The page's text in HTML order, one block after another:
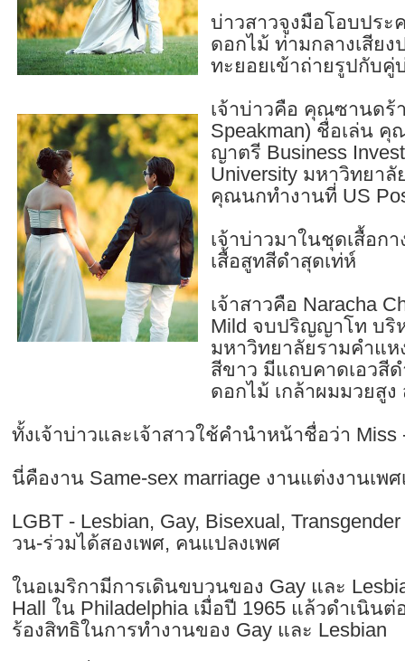
บ่าวสาวจูงมือโอบปร
ดอกไม้ ท่ามกลางเสีย
ทะยอยเข้าถ่ายรูปกับคู่
เจ้าบ่าวคือ คุณซานดร้
Speakman) ชื่อเล่น
ญาตรี Business
University มหาวิทยา
คุณนกทำงานที่ US
เจ้าบ่าวมาในชุดเสื้อก
เสื้อสูทสีดำสุดเท่ห์
เจ้าสาวคือ Naracha
Mild จบปริญญาโท บริ
มหาวิทยาลัยรามคำแห
สีขาว มีแถบคาดเอวสี
ดอกไม้ เกล้าผมมวยสูง
ทั้งเจ้าบ่าวและเจ้าสาวใช้คำนำหน้าชื่อว่า Miss
นี่คืองาน Same-sex marriage งานแต่งงานเพ
LGBT - Lesbian, Gay, Bisexual,
วน-ร่วมได้สองเพศ, คนแปลงเพศ
ในอเมริกามีการเดินขบวนของ Gay และ
Hall ใน Philadelphia เมื่อปี 1965 แล้วดำเนินต่
ร้องสิทธิในการทำงานของ Gay และ Lesbian